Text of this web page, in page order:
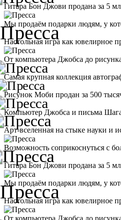
Гитара Бон Джови продана за 5
Мы продаём подарки людям, у
Настольная игра как ювелирное
От компьютера Джобса до
Самая крупная коллекция
Рисунок Моби продан за 500
Компьютер Джобса и письма
Арт-вселенная на стыке науки и
Возможность соприкоснуться с
Гитара Бон Джови продана за 5
Мы продаём подарки людям, у
Настольная игра как ювелирное
От компьютера Джобса до